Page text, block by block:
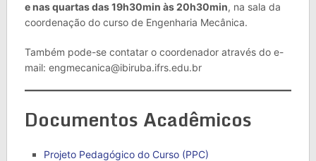
e nas quartas das 19h30min às 20h30min, na sala da
coordenação do curso de Engenharia Mecânica.
Também pode-se contatar o coordenador através do e-
mail: engmecanica@ibiruba.ifrs.edu.br
Documentos Acadêmicos
Projeto Pedagógico do Curso (PPC)